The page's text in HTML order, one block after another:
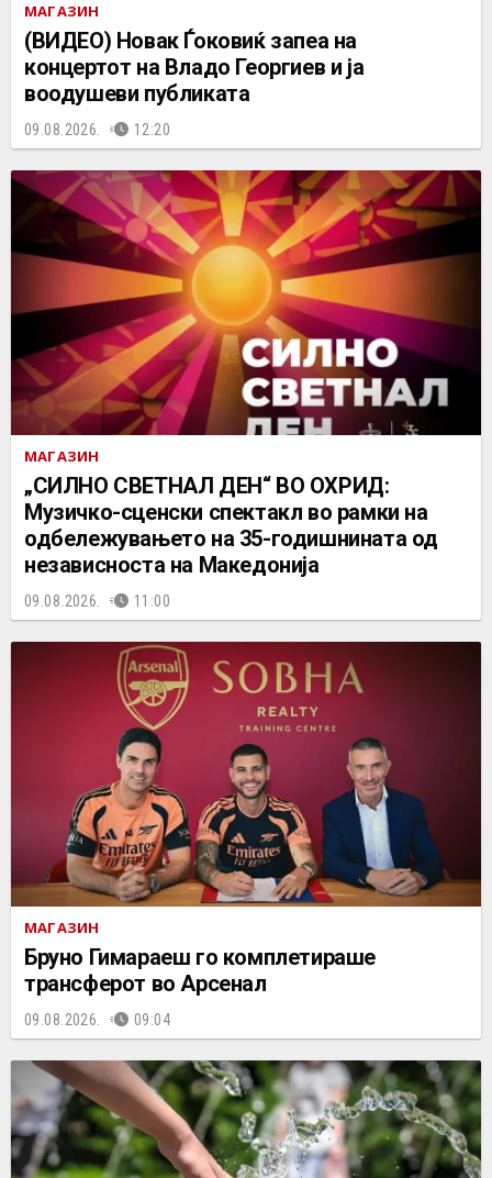
МАГАЗИН
(ВИДЕО) Новак Ѓоковиќ запеа на
концертот на Владo Георгиев и ја
воодушеви публиката
09.08.2026. 12:20
МАГАЗИН
„СИЛНО СВЕТНАЛ ДЕН“ ВО ОХРИД:
Музичко-сценски спектакл во рамки на
одбележувањето на 35-годишнината од
независноста на Македонија
09.08.2026. 11:00
МАГАЗИН
Бруно Гимараеш го комплетираше
трансферот во Арсенал
09.08.2026. 09:04